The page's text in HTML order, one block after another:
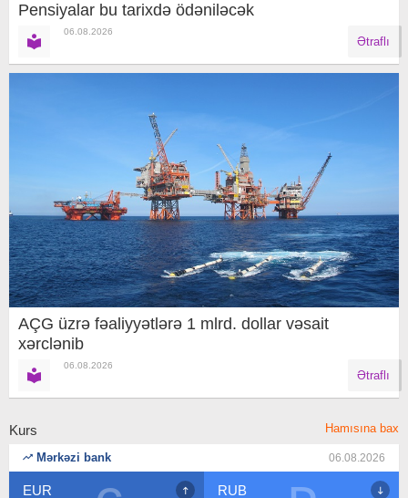
Pensiyalar bu tarixdə ödəniləcək
06.08.2026
Ətraflı
AÇG üzrə fəaliyyətlərə 1 mlrd. dollar vəsait
xərclənib
06.08.2026
Ətraflı
Kurs Hamısına bax
Mərkəzi bank 06.08.2026
EUR RUB